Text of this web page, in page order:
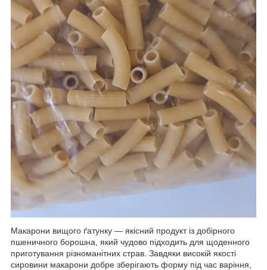
Макарони вищого ґатунку — якісний продукт із добірного
пшеничного борошна, який чудово підходить для щоденного
приготування різноманітних страв. Завдяки високій якості
сировини макарони добре зберігають форму під час варіння,